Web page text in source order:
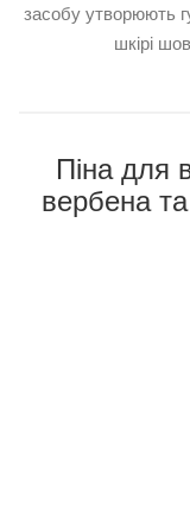
засобу утворюють
шкірі
Піна для
вербена